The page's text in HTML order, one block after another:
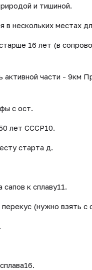
и тишиной.
в нескольких местах
16 лет (в
активной части - 9км
с ост.
лет СССР10.
старта д.
к сплаву11.
(нужно взять с